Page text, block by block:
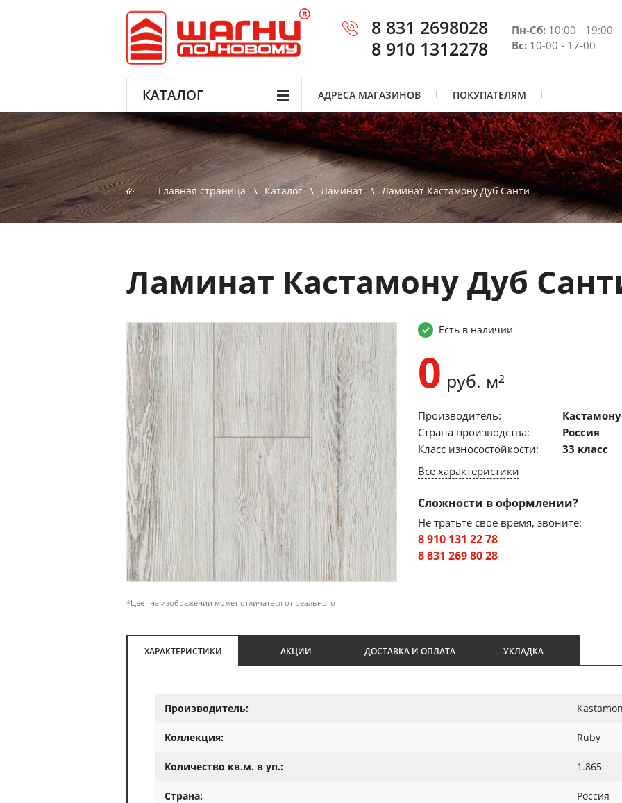
8 831 2698028
8 910 1312278
Пн-Сб: 10:00 - 19:00
Вс: 10-00 - 17-00
КАТАЛОГ АДРЕСА МАГАЗИНОВ ПОКУПАТЕЛЯМ
Главная страница Каталог Ламинат Ламинат Кастамону Дуб Санти
Ламинат Кастамону Дуб
*Цвет на изображении может отличаться от реального
Есть в наличии
0 руб. м²
Производитель:
Кастамону
Страна производства:
Россия
Класс износостойкости:
33 класс
Все характеристики
Сложности в оформлении?
Не тратьте свое время, звоните:
8 910 131 22 78
8 831 269 80 28
ХАРАКТЕРИСТИКИ АКЦИИ ДОСТАВКА И ОПЛАТА УКЛАДКА
Производитель:
Коллекция: Ruby
Количество кв.м. в уп.: 1.865
Страна: Россия